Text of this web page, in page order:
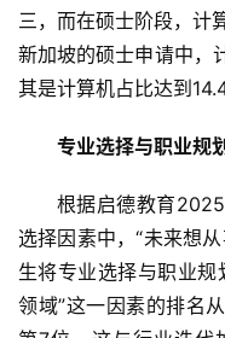
三，而在硕士阶段，计
新加坡的硕士申请中，
其是计算机占比达到
专业选择与职业规
根据启德教育
选择因素中，“未来想
生将专业选择与职业规
领域”这一因素的排名